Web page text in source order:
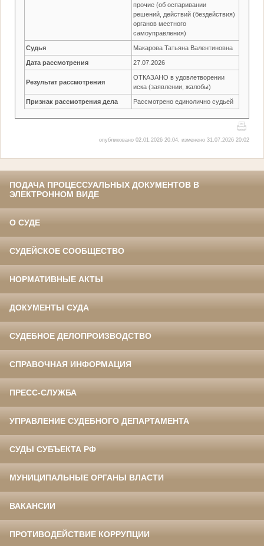
прочие (об оспаривании
решений, действий (бездействия)
органов местного
самоуправления)
Судья Макарова Татьяна Валентиновна
Дата рассмотрения 27.07.2026
Результат рассмотрения
ОТКАЗАНО в удовлетворении
иска (заявлении, жалобы)
Признак рассмотрения дела Рассмотрено единолично судьей
опубликовано 02.01.2026 20:04, изменено 31.07.2026 20:02
ПОДАЧА ПРОЦЕССУАЛЬНЫХ ДОКУМЕНТОВ В
ЭЛЕКТРОННОМ ВИДЕ
О СУДЕ
СУДЕЙСКОЕ СООБЩЕСТВО
НОРМАТИВНЫЕ АКТЫ
ДОКУМЕНТЫ СУДА
СУДЕБНОЕ ДЕЛОПРОИЗВОДСТВО
СПРАВОЧНАЯ ИНФОРМАЦИЯ
ПРЕСС-СЛУЖБА
УПРАВЛЕНИЕ СУДЕБНОГО ДЕПАРТАМЕНТА
СУДЫ СУБЪЕКТА РФ
МУНИЦИПАЛЬНЫЕ ОРГАНЫ ВЛАСТИ
ВАКАНСИИ
ПРОТИВОДЕЙСТВИЕ КОРРУПЦИИ